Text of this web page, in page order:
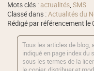
Mots clés : actualités,SMS
Classé dans :Actualités du
Rédigé par référencement le
Tous les articles de blog,
indiqué en page index
sous les termes de la